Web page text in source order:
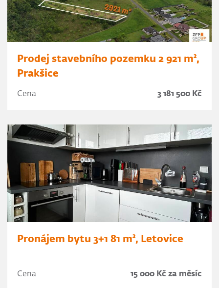
Prodej stavebního pozemku 2 921 m²,
Prakšice
Cena 3 181 500 Kč
Pronájem bytu 3+1 81 m², Letovice
Cena 15 000 Kč za měsíc